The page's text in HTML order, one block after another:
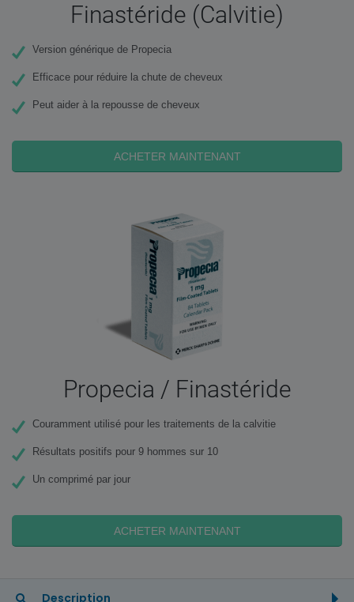
Finastéride (Calvitie)
Version générique de Propecia
Efficace pour réduire la chute de cheveux
Peut aider à la repousse de cheveux
ACHETER MAINTENANT
Propecia / Finastéride
Couramment utilisé pour les traitements de la calvitie
Résultats positifs pour 9 hommes sur 10
Un comprimé par jour
ACHETER MAINTENANT
Description